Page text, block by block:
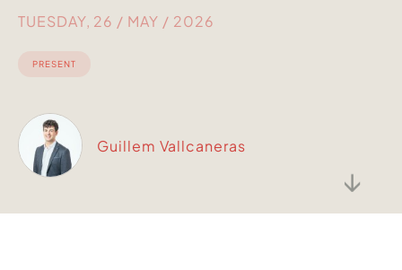
↓
TUESDAY, 26 / MAY / 2026
PRESENT
Guillem Vallcaneras